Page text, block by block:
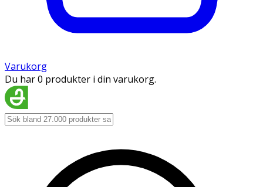
Varukorg
Du har 0 produkter i din varukorg.